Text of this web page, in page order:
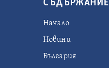
СЪДЪРЖАНИЕ
Начало
Новини
България